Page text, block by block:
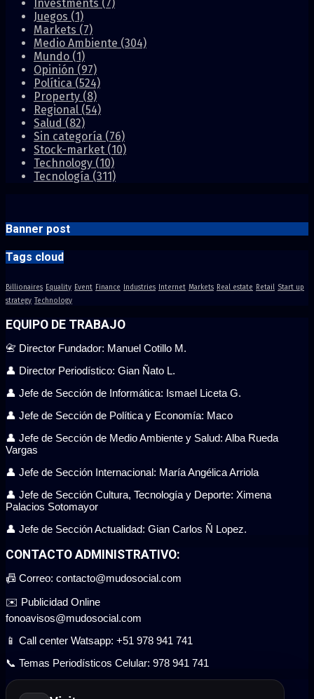
Investments (7)
Juegos (1)
Markets (7)
Medio Ambiente (304)
Mundo (1)
Opinión (97)
Política (524)
Property (8)
Regional (54)
Salud (82)
Sin categoría (76)
Stock-market (10)
Technology (10)
Tecnología (311)
Banner post
Tags cloud
Billionaires Equality Event Finance Industries Internet Markets Real estate Retail Start up
strategy Technology
EQUIPO DE TRABAJO
📇 Director Fundador: Manuel Cotillo M.
👤 Director Periodístico: Gian Ñato L.
👤 Jefe de Sección de Informática: Ismael Liceta G.
👤 Jefe de Sección de Política y Economía: Maco
👤 Jefe de Sección de Medio Ambiente y Salud: Alba Rueda
Vargas
👤 Jefe de Sección Internacional: María Angélica Arriola
👤 Jefe de Sección Cultura, Tecnología y Deporte: Ximena
Palacios Sotomayor
👤 Jefe de Sección Actualidad: Gian Carlos Ñ Lopez.
CONTACTO ADMINISTRATIVO:
📠 Correo: contacto@mudosocial.com
✉️ Publicidad Online
fonoavisos@mudosocial.com
📱 Call center Watsapp: +51 978 941 741
📞 Temas Periodísticos Celular: 978 941 741